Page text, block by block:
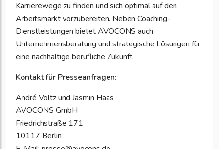
Karrierewege zu finden und sich optimal auf den
Arbeitsmarkt vorzubereiten. Neben Coaching-
Dienstleistungen bietet AVOCONS auch
Unternehmensberatung und strategische Lösungen für
eine nachhaltige berufliche Zukunft.
Kontakt für Presseanfragen:
André Voltz und Jasmin Haas
AVOCONS GmbH
Friedrichstraße 171
10117 Berlin